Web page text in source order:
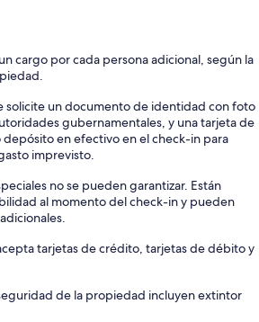
cargo por cada persona adicional, según la
solicite un documento de identidad con foto
gubernamentales, y una tarjeta de
en efectivo en el check-in para
imprevisto.
no se pueden garantizar. Están
al momento del check-in y pueden
tarjetas de crédito, tarjetas de débito y
de la propiedad incluyen extintor